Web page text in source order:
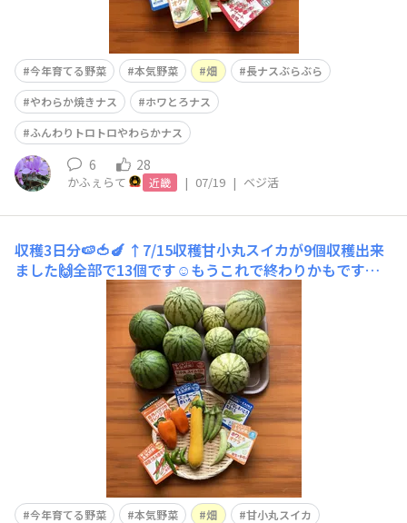
今年育てる野菜 本気野菜 畑
長ナスぶらぶら
やわらか焼きナス
ホワとろナス
ふんわりトロトロやわらかナス
6 28
かふぇらて 近畿 | 07/19 | ベジ活
収穫3日分🍉🍅🍆 ↑7/15収穫甘小丸スイカが9個収穫出来
ました🙌全部で13個です☺️もうこれで終わりかもですが
まだ畑に残しています♡↓7/14収穫ふんわりトロトロや
わらかナス🍆初収穫しました🙌ピカピカ✨で食べるの楽し
み😋↑7/16収穫こいあじ中玉が5個のうち、3個穫れまし
たが2個被害を受けました😅ﾄﾞﾝﾏｲ💦毎日収
今年育てる野菜 本気野菜 畑
甘小丸スイカ